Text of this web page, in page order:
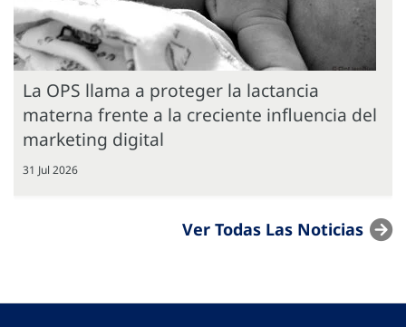
La OPS llama a proteger la lactancia
materna frente a la creciente influencia del
marketing digital
31 Jul 2026
Ver Todas Las Noticias